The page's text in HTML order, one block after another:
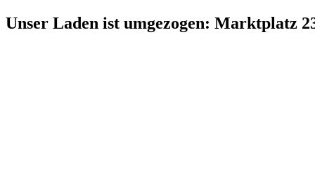
Zum
Inhalt
Unser Laden ist umgezogen: Marktplatz